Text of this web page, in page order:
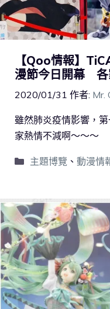
【Qoo情報】
漫節今日開幕 各
2020/01/31 作者: Mr.
雖然肺炎疫情影響，
家熱情不減啊～～～
主題博覽 、 動漫情